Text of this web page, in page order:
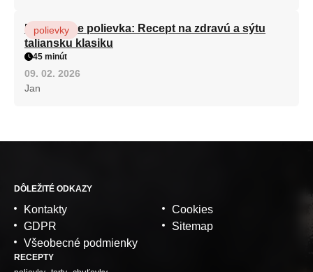
Minestrone polievka: Recept na zdravú a sýtu
taliansku klasiku
polievky
45 minút
09. 02. 2026
Jan
DÔLEŽITÉ ODKAZY
Kontakty
GDPR
Všeobecné podmienky
Cookies
Sitemap
RECEPTY